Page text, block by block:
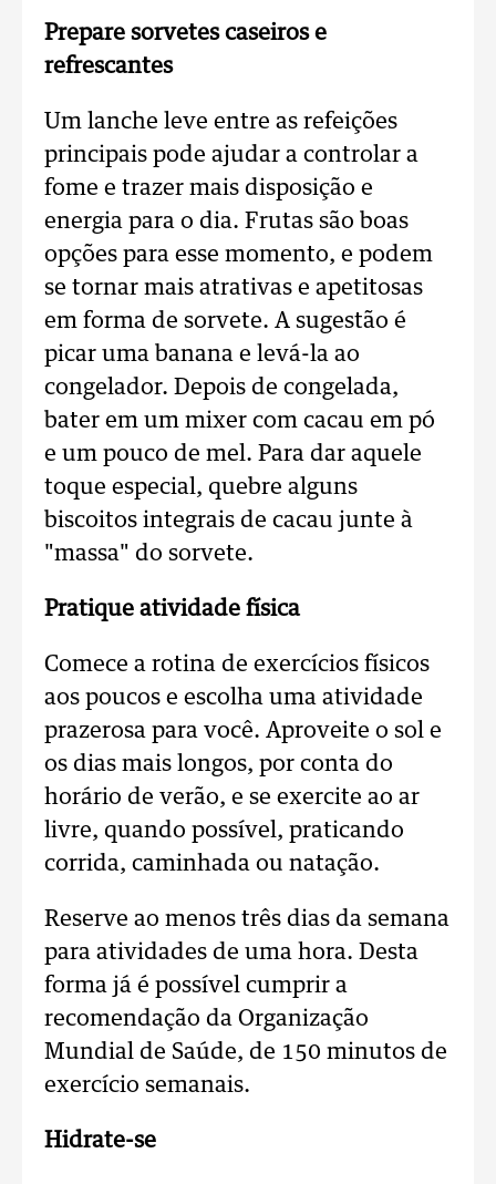
Prepare sorvetes caseiros e
refrescantes
Um lanche leve entre as refeições
principais pode ajudar a controlar a
fome e trazer mais disposição e
energia para o dia. Frutas são boas
opções para esse momento, e podem
se tornar mais atrativas e apetitosas
em forma de sorvete. A sugestão é
picar uma banana e levá-la ao
congelador. Depois de congelada,
bater em um mixer com cacau em pó
e um pouco de mel. Para dar aquele
toque especial, quebre alguns
biscoitos integrais de cacau junte à
"massa" do sorvete.
Pratique atividade física
Comece a rotina de exercícios físicos
aos poucos e escolha uma atividade
prazerosa para você. Aproveite o sol e
os dias mais longos, por conta do
horário de verão, e se exercite ao ar
livre, quando possível, praticando
corrida, caminhada ou natação.
Reserve ao menos três dias da semana
para atividades de uma hora. Desta
forma já é possível cumprir a
recomendação da Organização
Mundial de Saúde, de 150 minutos de
exercício semanais.
Hidrate-se